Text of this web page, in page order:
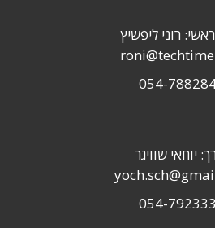
רוני ליפשיץ
054-
יוחאי שוויגר
054-